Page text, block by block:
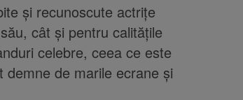
și recunoscute actrițe
cât și pentru calitățile
celebre, ceea ce este
de marile ecrane și